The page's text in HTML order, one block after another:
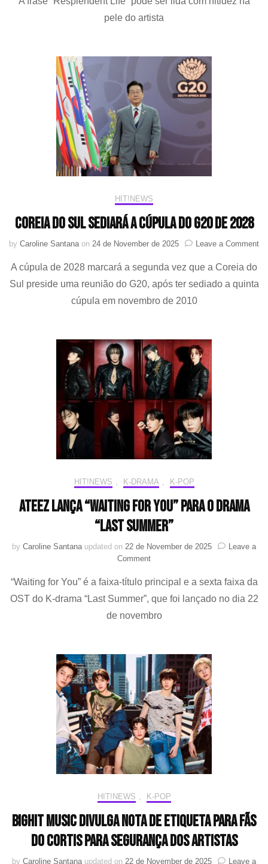
STAY
tatuagem
show
pele do artista
HIT!NEWS
Coreia do Sul sediará a Cúpula do G20 de 2028
by Caroline Santana on 24 de November de 2025 Leave a Commenton
A cúpula de 2028 marcará a segunda vez que a Coreia do
Sul preside uma reunião do G20, após ter sediado a quinta
cúpula em novembro de 2010
HIT!NEWS K-DRAMA K-POP
ATEEZ lança “Waiting for You” para o drama
“Last Summer”
by Caroline Santana updated on 22 de November de 2025
Leave a
Commenton
lança
“Waiting
for
You”
drama
“Last
Summer”
“Waiting for You” é a faixa-título principal e a sexta faixa da
OST do K-drama “Last Summer”, que foi lançado no dia 22
de novembro
HIT!NEWS K-POP
BIGHIT MUSIC DIVULGA NOTA DE ETIQUETA PARA FÃS
DO CORTIS PARA SEGURANÇA DOS ARTISTAS
by Caroline Santana updated on 22 de November de 2025 Leave a